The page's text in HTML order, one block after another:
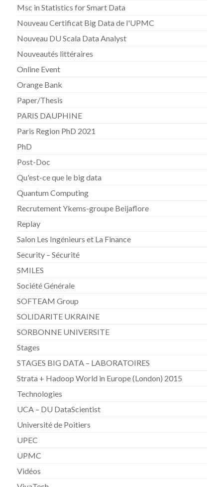
Msc in Statistics for Smart Data
Nouveau Certificat Big Data de l'UPMC
Nouveau DU Scala Data Analyst
Nouveautés littéraires
Online Event
Orange Bank
Paper/Thesis
PARIS DAUPHINE
Paris Region PhD 2021
PhD
Post-Doc
Qu'est-ce que le big data
Quantum Computing
Recrutement Ykems-groupe Beijaflore
Replay
Salon Les Ingénieurs et La Finance
Security – Sécurité
SMILES
Société Générale
SOFTEAM Group
SOLIDARITE UKRAINE
SORBONNE UNIVERSITE
Stages
STAGES BIG DATA – LABORATOIRES
Strata + Hadoop World in Europe (London) 2015
Technologies
UCA – DU DataScientist
Université de Poitiers
UPEC
UPMC
Vidéos